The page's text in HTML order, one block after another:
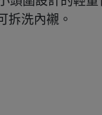
拆洗內襯。